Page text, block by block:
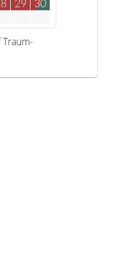
29
30
Traum-